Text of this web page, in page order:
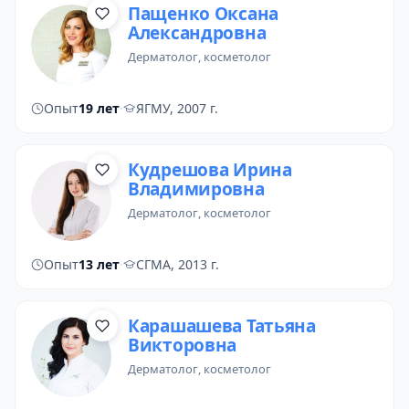
Пащенко Оксана
Александровна
дерматолог, косметолог
Опыт19 лет· ЯГМУ, 2007 г.
Кудрешова Ирина
Владимировна
дерматолог, косметолог
Опыт13 лет· СГМА, 2013 г.
Карашашева Татьяна
Викторовна
дерматолог, косметолог